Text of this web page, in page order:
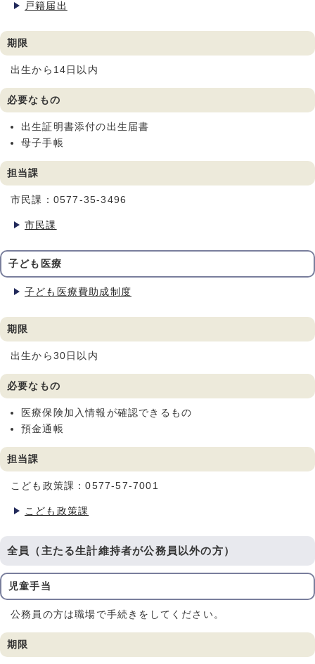
戸籍届出
期限
出生から14日以内
必要なもの
出生証明書添付の出生届書
母子手帳
担当課
市民課：0577-35-3496
市民課
子ども医療
子ども医療費助成制度
期限
出生から30日以内
必要なもの
医療保険加入情報が確認できるもの
預金通帳
担当課
こども政策課：0577-57-7001
こども政策課
全員（主たる生計維持者が公務員以外の方）
児童手当
公務員の方は職場で手続きをしてください。
期限